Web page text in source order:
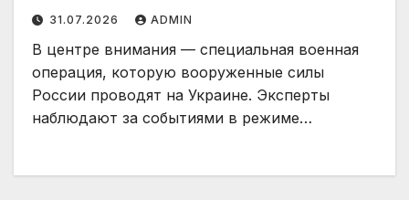
31.07.2026 ADMIN
В центре внимания — специальная военная
операция, которую вооруженные силы
России проводят на Украине. Эксперты
наблюдают за событиями в режиме…